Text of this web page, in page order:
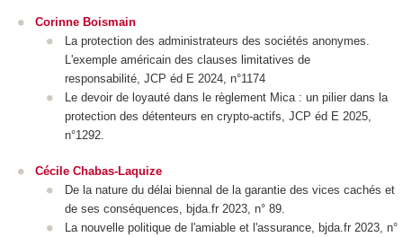
Corinne Boismain
La protection des administrateurs des sociétés anonymes.
L'exemple américain des clauses limitatives de
responsabilité, JCP éd E 2024, n°1174
Le devoir de loyauté dans le règlement Mica : un pilier dans la
protection des détenteurs en crypto-actifs, JCP éd E 2025,
n°1292.
Cécile Chabas-Laquize
De la nature du délai biennal de la garantie des vices cachés et
de ses conséquences, bjda.fr 2023, n° 89.
La nouvelle politique de l'amiable et l'assurance, bjda.fr 2023, n°